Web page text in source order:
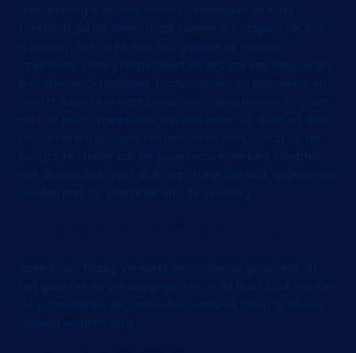
digitalisering is privacy steeds belangrijker en in de
toekomst zal dit alleen maar toenemen. Volgens de AVG
is privacy “het recht met rust gelaten te worden”.
Speedway-Tilburg respecteert de privacy van haar leden,
betrokkenen, vrijwilligers, bestuursleden en bezoekers en
schrijft daarom in deze privacyverklaring hoe wij omgaan
met de privacygegevens van een ieder. Dit doen wij door
passende maatregelen te nemen en men vooraf op de
hoogte te stellen van de gegevensverwerking. Mochten
hier vragen over zijn kan er schriftelijk contact opgenomen
worden met de voorzitter van de verening.
Speedway-Tilburg verwerkt verschillende gegevens als
het gaat om de privacygegevens. In dit hoofdstuk worden
de verschillende gegevens benoemd en zullen zij tevens
worden verantwoord.